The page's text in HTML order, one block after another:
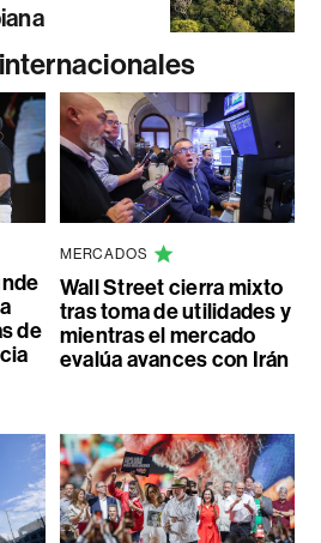
de
MERCADOS
Wall Street cierra mixto
tras toma de utilidades y
mientras el mercado
evalúa avances con Irán